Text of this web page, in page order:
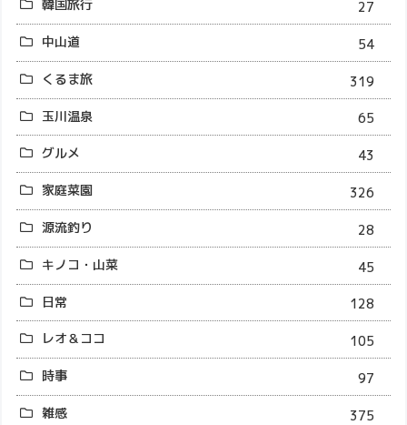
韓国旅行
27
中山道
54
くるま旅
319
玉川温泉
65
グルメ
43
家庭菜園
326
源流釣り
28
キノコ・山菜
45
日常
128
レオ＆ココ
105
時事
97
雑感
375